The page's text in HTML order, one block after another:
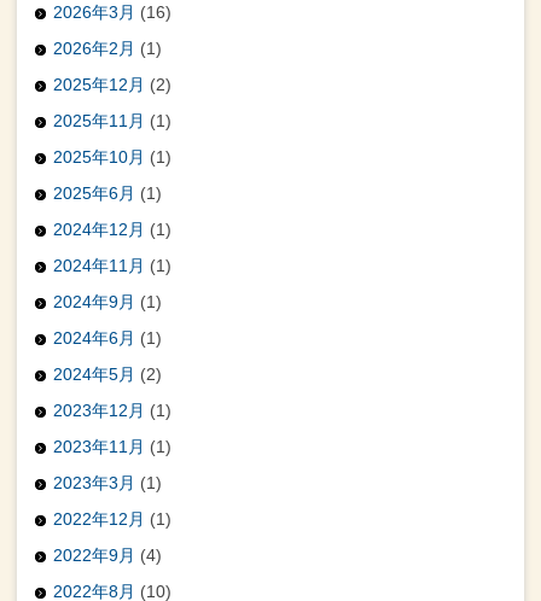
2026年3月 (16)
2026年2月 (1)
2025年12月 (2)
2025年11月 (1)
2025年10月 (1)
2025年6月 (1)
2024年12月 (1)
2024年11月 (1)
2024年9月 (1)
2024年6月 (1)
2024年5月 (2)
2023年12月 (1)
2023年11月 (1)
2023年3月 (1)
2022年12月 (1)
2022年9月 (4)
2022年8月 (10)